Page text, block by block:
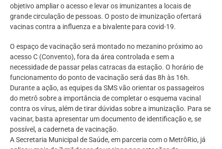
objetivo ampliar o acesso e levar os imunizantes a locais de
grande circulação de pessoas. O posto de imunização ofertará
vacinas contra a influenza e a bivalente para covid-19.
O espaço de vacinação será montado no mezanino próximo ao
acesso C (Convento), fora da área controlada e sem a
necessidade de passar pelas catracas da estação. O horário de
funcionamento do ponto de vacinação será das 8h às 16h.
Durante a ação, as equipes da SMS vão orientar os passageiros
do metrô sobre a importância de completar o esquema vacinal
contra os vírus, além de tirar dúvidas sobre a imunização. Para se
vacinar, basta apresentar um documento de identificação e, se
possível, a caderneta de vacinação.
A Secretaria Municipal de Saúde, em parceria com o MetrôRio, já